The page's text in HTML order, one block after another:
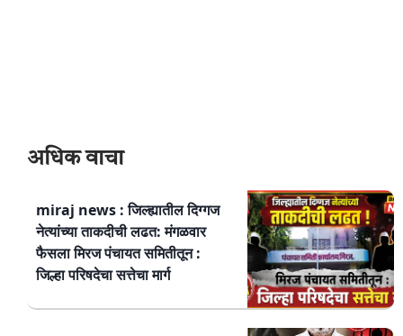
अधिक वाचा
miraj news : जिल्ह्यातील दिग्गज
नेत्यांच्या ताकदीची लढत: मंगळवार
फैसला मिरज पंचायत समितीतून :
जिल्हा परिषदेचा सत्तेचा मार्ग